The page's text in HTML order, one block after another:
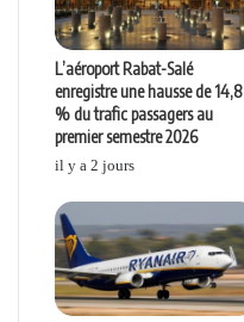
L’aéroport Rabat-Salé
enregistre une hausse de 14,8
% du trafic passagers au
premier semestre 2026
il y a 2 jours